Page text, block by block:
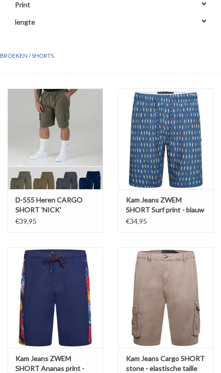
Print
lengte
BROEKEN / SHORTS
D-555 Heren CARGO
SHORT 'NICK'
€39,95
Kam Jeans ZWEM
SHORT Surf print - blauw
€34,95
Kam Jeans ZWEM
SHORT Ananas print -
Kam Jeans Cargo SHORT
stone - elastische taille